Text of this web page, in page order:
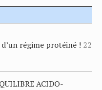
régime protéiné ! 22
ACIDO-